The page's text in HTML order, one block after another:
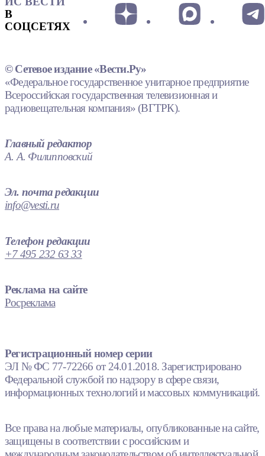
В
СОЦСЕТЯХ
© Сетевое издание «Вести.Ру»
«Федеральное государственное унитарное предприятие
Всероссийская государственная телевизионная и
радиовещательная компания» (ВГТРК).
Главный редактор
А. А. Филипповский
Эл. почта редакции
info@vesti.ru
Телефон редакции
+7 495 232 63 33
Реклама на сайте
Росреклама
Регистрационный номер серии
ЭЛ № ФС 77-72266 от 24.01.2018. Зарегистрировано
Федеральной службой по надзору в сфере связи,
информационных технологий и массовых коммуникаций.
Все права на любые материалы, опубликованные на сайте,
защищены в соответствии с российским и